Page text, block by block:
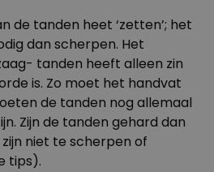
de tanden heet ‘zetten’; het
dan scherpen. Het
tanden heeft alleen zin
is. Zo moet het handvat
de tanden nog allemaal
Zijn de tanden gehard dan
niet te scherpen of
tips).